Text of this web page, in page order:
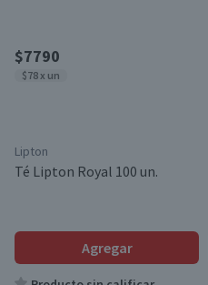
$7790
$78 x un
Lipton
Té Lipton Royal 100 un.
Agregar